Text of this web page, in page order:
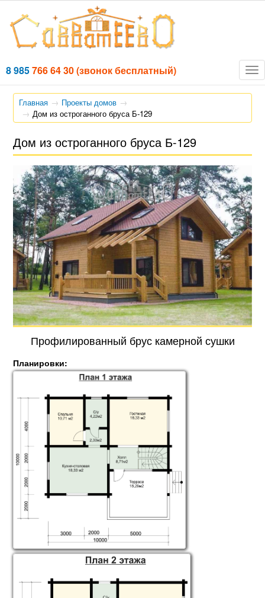
8 985766 64 30(звонок бесплатный)
Главная
Проекты домов
Дом из остроганного бруса Б-129
Дом из остроганного бруса Б-129
Профилированный брус камерной сушки
Планировки: